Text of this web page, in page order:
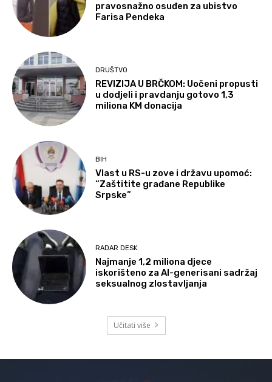
pravosnažno osuđen za ubistvo
Farisa Pendeka
DRUŠTVO
REVIZIJA U BRČKOM: Uočeni propusti
u dodjeli i pravdanju gotovo 1,3
miliona KM donacija
BIH
Vlast u RS-u zove i državu upomoć:
“Zaštitite građane Republike
Srpske”
RADAR DESK
Najmanje 1,2 miliona djece
iskorišteno za AI-generisani sadržaj
seksualnog zlostavljanja
Učitati više